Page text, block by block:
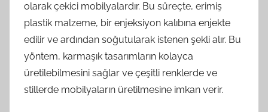
olarak çekici mobilyalardır. Bu süreçte, erimiş
plastik malzeme, bir enjeksiyon kalıbına enjekte
edilir ve ardından soğutularak istenen şekli alır. Bu
yöntem, karmaşık tasarımların kolayca
üretilebilmesini sağlar ve çeşitli renklerde ve
stillerde mobilyaların üretilmesine imkan verir.